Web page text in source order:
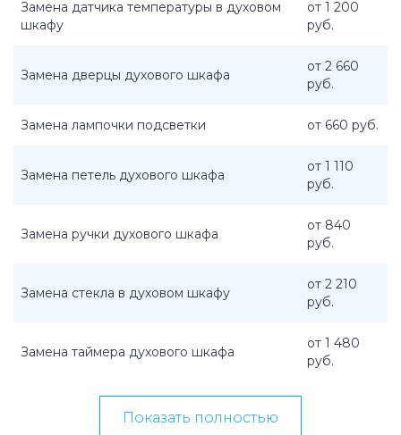
Замена датчика температуры в духовом
шкафу
от 1 200
руб.
Замена дверцы духового шкафа
от 2 660
руб.
Замена лампочки подсветки от 660 руб.
Замена петель духового шкафа
от 1 110
руб.
Замена ручки духового шкафа
от 840
руб.
Замена стекла в духовом шкафу
от 2 210
руб.
Замена таймера духового шкафа
от 1 480
руб.
Показать полностью